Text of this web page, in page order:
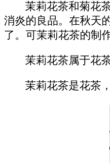
茉莉花茶和菊花
消炎的良品。在秋天
了。可茉莉花茶的制
茉莉花茶属于花
茉莉花茶是花茶